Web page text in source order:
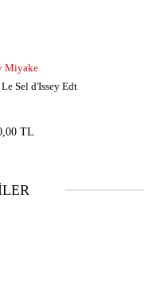
Miyake
Sel d'Issey Edt
TL